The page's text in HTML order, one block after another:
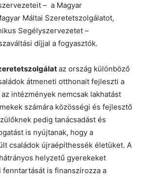
– a Magyar
Máltai Szeretetszolgálatot,
Segélyszervezetet –
díjjal a fogyasztók.
az ország különböző
átmeneti otthonait fejleszti a
intézmények nemcsak lakhatást
számára közösségi és fejlesztő
pedig tanácsadást és
is nyújtanak, hogy a
családok újraépíthessék életüket. A
helyzetű gyerekeket
is finanszírozza a